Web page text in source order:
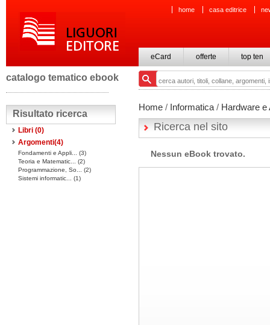
home casa editrice
eCard offerte top ten
catalogo tematico ebook
Risultato ricerca
Libri (0)
Argomenti(4)
Fondamenti e Appli... (3)
Teoria e Matematic... (2)
Programmazione, So... (2)
Sistemi informatic... (1)
Home / Informatica / Hardware e
Ricerca nel sito
Nessun eBook trovato.